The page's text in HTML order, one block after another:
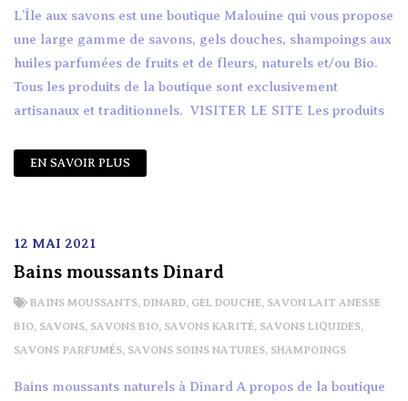
L’Île aux savons est une boutique Malouine qui vous propose
une large gamme de savons, gels douches, shampoings aux
huiles parfumées de fruits et de fleurs, naturels et/ou Bio.
Tous les produits de la boutique sont exclusivement
artisanaux et traditionnels. VISITER LE SITE Les produits
EN SAVOIR PLUS
12 MAI 2021
Bains moussants Dinard
BAINS MOUSSANTS, DINARD, GEL DOUCHE, SAVON LAIT ANESSE
BIO, SAVONS, SAVONS BIO, SAVONS KARITÉ, SAVONS LIQUIDES,
SAVONS PARFUMÉS, SAVONS SOINS NATURES, SHAMPOINGS
Bains moussants naturels à Dinard A propos de la boutique